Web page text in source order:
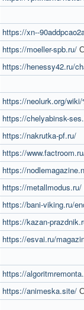
https://xn--
https://moeller-spb.ru/
https://henessy42.ru/
https://neolurk.org/
https://chelyabinsk-
https://nakrutka-pf.ru/
https://
https://
https://metallmodus.ru/
https://bani-viking.ru/
https://kazan-
https://esvai.ru/
https://
https://animeska.site/